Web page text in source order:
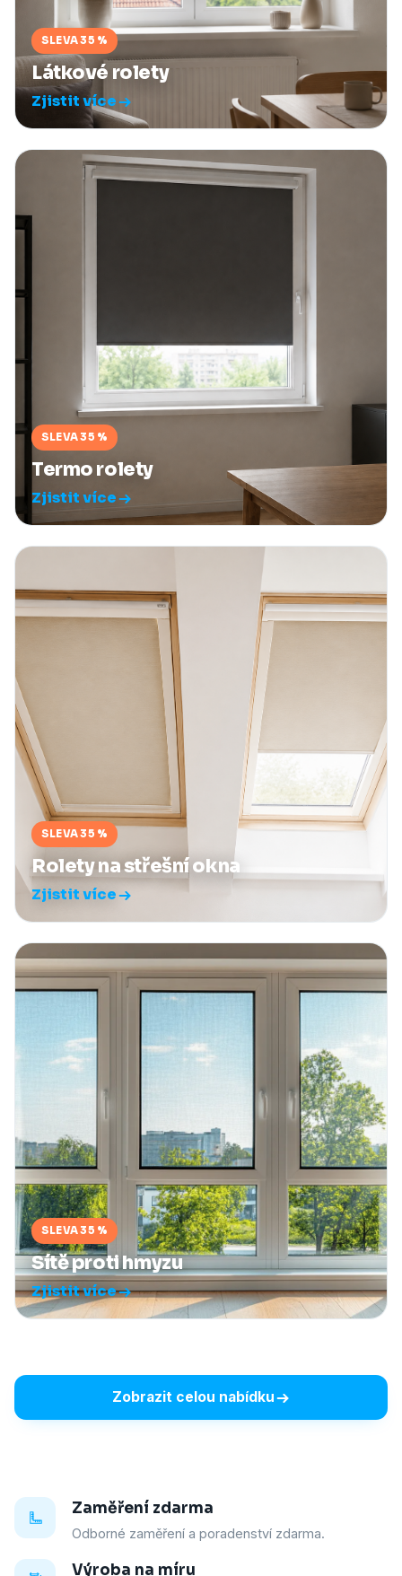
SLEVA 35 %
Látkové rolety
Zjistit více
SLEVA 35 %
Termo rolety
Zjistit více
SLEVA 35 %
Rolety na střešní okna
Zjistit více
SLEVA 35 %
Sítě proti hmyzu
Zjistit více
Zobrazit celou nabídku
Zaměření zdarma
Odborné zaměření a poradenství zdarma.
Výroba na míru